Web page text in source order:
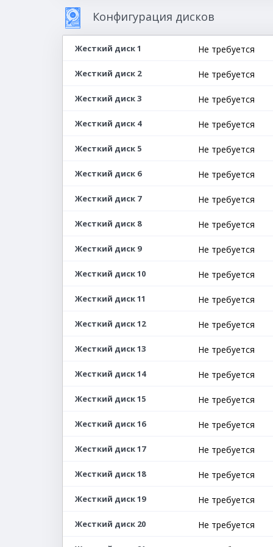
Конфигурация дисков
Жесткий диск 1 Не требуется
Жесткий диск 2 Не требуется
Жесткий диск 3 Не требуется
Жесткий диск 4 Не требуется
Жесткий диск 5 Не требуется
Жесткий диск 6 Не требуется
Жесткий диск 7 Не требуется
Жесткий диск 8 Не требуется
Жесткий диск 9 Не требуется
Жесткий диск 10 Не требуется
Жесткий диск 11 Не требуется
Жесткий диск 12 Не требуется
Жесткий диск 13 Не требуется
Жесткий диск 14 Не требуется
Жесткий диск 15 Не требуется
Жесткий диск 16 Не требуется
Жесткий диск 17 Не требуется
Жесткий диск 18 Не требуется
Жесткий диск 19 Не требуется
Жесткий диск 20 Не требуется